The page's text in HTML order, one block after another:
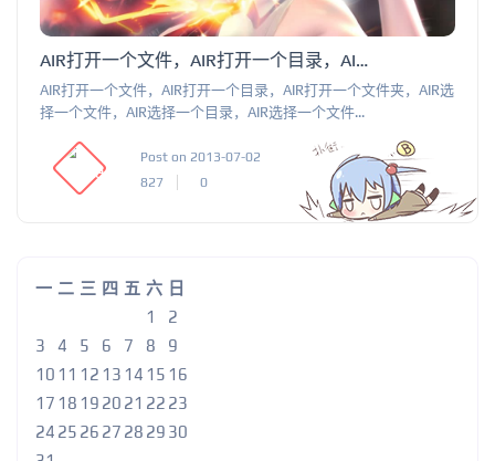
AIR打开一个文件，AIR打开一个目录，AIR打开一个文件夹，AIR选择一个文件，AIR选择一个目录，AIR选择一个文件夹
AIR打开一个文件，AIR打开一个目录，AIR打开一个文件夹，AIR选
择一个文件，AIR选择一个目录，AIR选择一个文件...
Post on 2013-07-02
827
0
一 二 三 四 五 六 日
1
2
3
4 5 6 7 8
9
10 11 12 13 14 15 16
17 18 19 20 21 22 23
24 25 26 27 28 29 30